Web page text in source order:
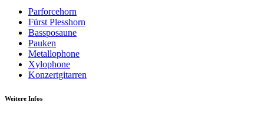
Parforcehorn
Fürst Plesshorn
Bassposaune
Pauken
Metallophone
Xylophone
Konzertgitarren
Weitere Infos